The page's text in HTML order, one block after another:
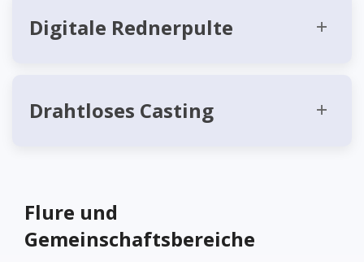
Digitale Rednerpulte
Drahtloses Casting
Flure und
Gemeinschaftsbereiche